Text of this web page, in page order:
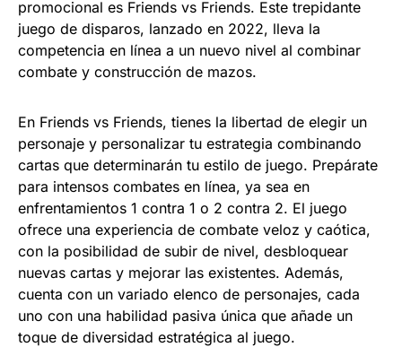
promocional es Friends vs Friends. Este trepidante
juego de disparos, lanzado en 2022, lleva la
competencia en línea a un nuevo nivel al combinar
combate y construcción de mazos.
En Friends vs Friends, tienes la libertad de elegir un
personaje y personalizar tu estrategia combinando
cartas que determinarán tu estilo de juego. Prepárate
para intensos combates en línea, ya sea en
enfrentamientos 1 contra 1 o 2 contra 2. El juego
ofrece una experiencia de combate veloz y caótica,
con la posibilidad de subir de nivel, desbloquear
nuevas cartas y mejorar las existentes. Además,
cuenta con un variado elenco de personajes, cada
uno con una habilidad pasiva única que añade un
toque de diversidad estratégica al juego.